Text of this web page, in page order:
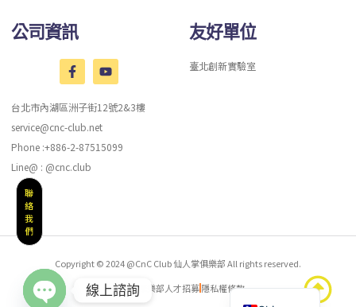
公司資訊
台北市內湖區洲子街12號2&3樓
service@cnc-club.net
Phone :+886-2-87515099
Line@ : @cnc.club
友好單位
臺北創新實驗室
Copyright © 2024 @CnC Club 仙人掌俱樂部 All rights reserved.
仙人掌聚樂部人才招募隱私權條款
聯
絡
我
們
線上諮詢